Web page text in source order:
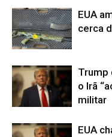
EUA
cerca
Trump
o Irã
militar
EUA